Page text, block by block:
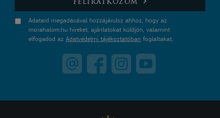
FELIRATKOZOM
Adataid megadásával hozzájárulsz ahhoz, hogy az
morahalom.hu híreket, ajánlatokat küldjön, valamint
elfogadod az Adatvédelmi tájékoztatóban foglaltakat.